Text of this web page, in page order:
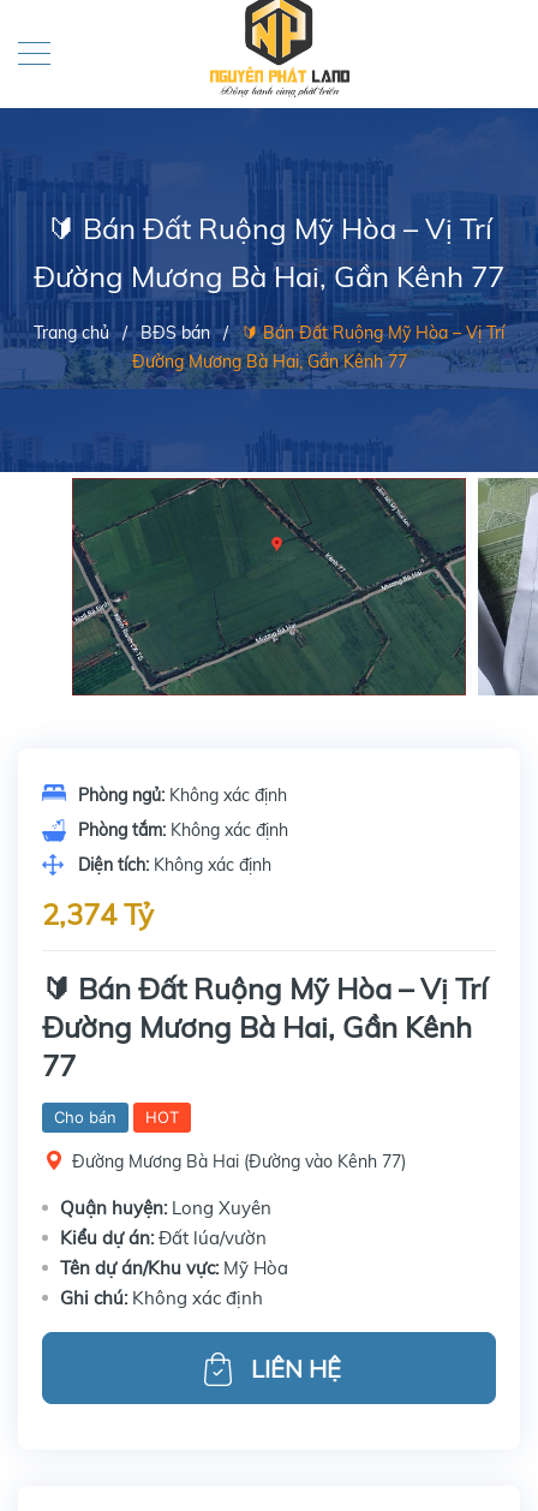
🔰 Bán Đất Ruộng Mỹ Hòa – Vị Trí
Đường Mương Bà Hai, Gần Kênh 77
Trang chủ / BĐS bán /
🔰 Bán Đất Ruộng Mỹ Hòa – Vị Trí
Đường Mương Bà Hai, Gần Kênh 77
Phòng ngủ: Không xác định
Phòng tắm: Không xác định
Diện tích: Không xác định
2,374 Tỷ
🔰 Bán Đất Ruộng Mỹ Hòa – Vị Trí
Đường Mương Bà Hai, Gần Kênh
77
Cho bán HOT
Đường Mương Bà Hai (Đường vào Kênh 77)
Quận huyện: Long Xuyên
Kiểu dự án:Đất lúa/vườn
Tên dự án/Khu vực: Mỹ Hòa
Ghi chú: Không xác định
LIÊN HỆ